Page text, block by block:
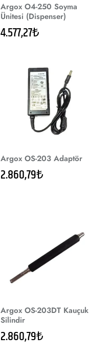
Argox O4-250 Soyma
Ünitesi (Dispenser)
4.577,27₺
Argox OS-203 Adaptör
2.860,79₺
Argox OS-203DT Kauçuk
Silindir
2.860,79₺